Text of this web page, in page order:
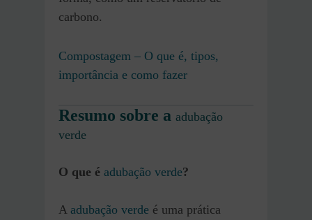
carbono.
Compostagem – O que é, tipos,
importância e como fazer
Resumo sobre a adubação
verde
O que é adubação verde?
A adubação verde é uma prática